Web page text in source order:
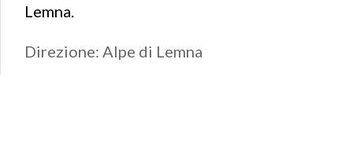
Lemna.
Direzione: Alpe di Lemna